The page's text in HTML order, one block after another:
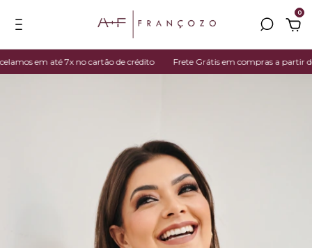
0
em até 7x no cartão de crédito Frete Grátis em compras a partir de